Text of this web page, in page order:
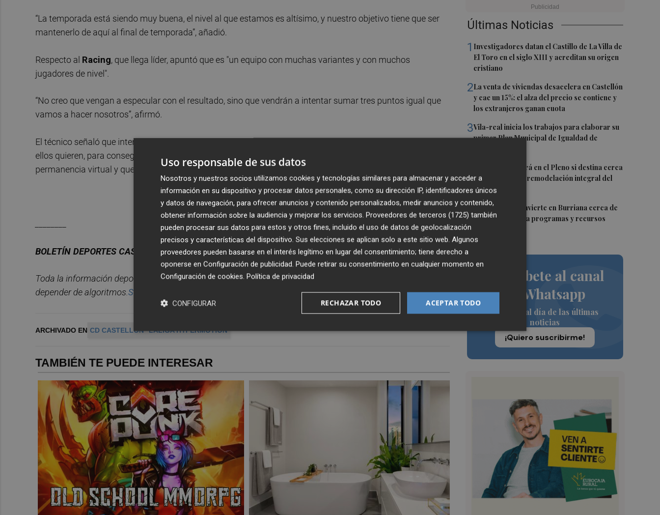
Últimas Noticias
1 Investigadores datan el Castillo de La Villa de
El Toro en el siglo XIII y acreditan su origen
cristiano
2La venta de viviendas desacelera en Castellón
y cae un 15%: el alza del precio se contiene y
los extranjeros ganan cuota
3Vila-real inicia los trabajos para elaborar su
primer Plan Municipal de Igualdad de
Burriana decidirá en el Pleno si destina cerca
de un millón a la remodelación integral del
Camí Fondo
5La Generalitat invierte en Burriana cerca de
5,6 millones para programas y recursos
Suscríbete al canal
de Whatsapp
Siempre al día de las últimas
noticias
¡Quiero suscribirme!
“La temporada está siendo muy buena, el nivel al que estamos es altísimo, y nuestro objetivo tiene que ser
mantenerlo de aquí al final de temporada”, añadió.
Respecto al Racing, que llega líder, apuntó que es "un equipo con muchas variantes y con muchos
jugadores de nivel".
“No creo que vengan a especular con el resultado, sino que vendrán a intentar sumar tres puntos igual que
vamos a hacer nosotros”, afirmó.
El técnico señaló que intentarán hacer un partido en el que puedan implantar su juego y “se juegue” a lo que
ellos quieren, para conseguir tres puntos que les permitirían superar la barrera de los
permanencia virtual y que era el primer objetivo del club.
BOLETÍN DEPORTES CASTELL ÓN PLAZA.
Toda la información deportiva de la provincia, enviada cada da a tu correo para seguir la actualidad sin
depender de algoritmos.Suscr
ARCHIVADO EN CD CASTELLÓN LALIGA HYPERMOTION
TAMBIÉN TE PUEDE INTERESAR
Uso responsable de sus datos
Nosotros y nuestros socios utilizamos cookies y tecnologías similares para almacenar y acceder a
información en su dispositivo y procesar datos personales, como su dirección IP, identificadores únicos
y datos de navegación, para ofrecer anuncios y contenido personalizados, medir anuncios y contenido,
obtener información sobre la audiencia y mejorar los servicios. Proveedores de terceros (1725) también
pueden procesar sus datos para estos y otros fines, incluido el uso de datos de geolocalización
precisos y características del dispositivo. Sus elecciones se aplican solo a este sitio web. Algunos
proveedores pueden basarse en el interés legítimo en lugar del consentimiento; tiene derecho a
oponerse en Configuración de publicidad. Puede retirar su consentimiento en cualquier momento en
Configuración de cookies. Política de privacidad
ACEPTAR TODO
RECHAZAR TODO
CONFIGURAR